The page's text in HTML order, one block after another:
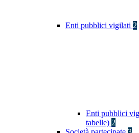
Enti pubblici vigilati 2
Enti pubblici
tabelle) 2